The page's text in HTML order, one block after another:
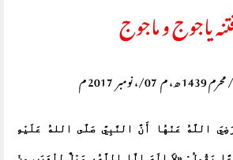
یاجوج و ماجوج
اللَّهُ عَنْهُا أَنَّ النَّبِيَّ صَلَّى اللهُ عَلَيْهِ